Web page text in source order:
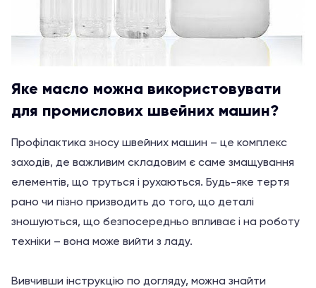
Яке масло можна використовувати
для промислових швейних машин?
Профілактика зносу швейних машин – це комплекс
заходів, де важливим складовим є саме змащування
елементів, що труться і рухаються. Будь-яке тертя
рано чи пізно призводить до того, що деталі
зношуються, що безпосередньо впливає і на роботу
техніки – вона може вийти з ладу.
Вивчивши інструкцію по догляду, можна знайти